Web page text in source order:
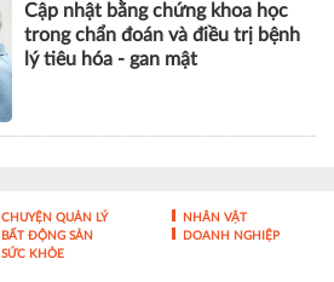
Cập nhật bằng chứng khoa học
trong chẩn đoán và điều trị bệnh
lý tiêu hóa - gan mật
CHUYỆN QUẢN LÝ
NHÂN VẬT
BẤT ĐỘNG SẢN
DOANH NGHIỆP
SỨC KHỎE